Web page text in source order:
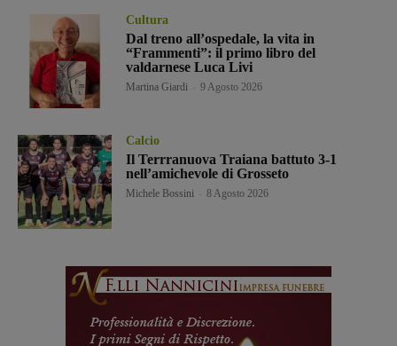
Cultura
Dal treno all’ospedale, la vita in
“Frammenti”: il primo libro del
valdarnese Luca Livi
Martina Giardi 9 Agosto 2026
Calcio
Il Terrranuova Traiana battuto 3-1
nell’amichevole di Grosseto
Michele Bossini 8 Agosto 2026